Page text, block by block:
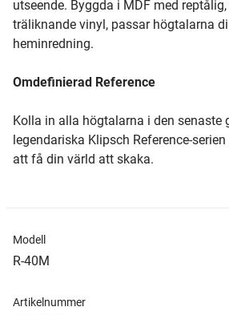
utseende. Byggda i MDF med
träliknande vinyl, passar högtalarna
heminredning.
Omdefinierad Reference
Kolla in alla högtalarna i den senaste
legendariska Klipsch Reference-
att få din värld att skaka.
Modell
R-40M
Artikelnummer